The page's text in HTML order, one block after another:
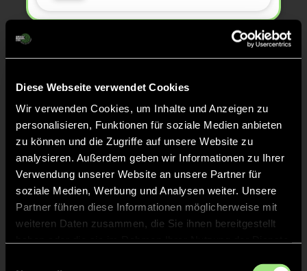
Diese Webseite verwendet Cookies
Wir verwenden Cookies, um Inhalte und Anzeigen zu
personalisieren, Funktionen für soziale Medien anbieten
zu können und die Zugriffe auf unsere Website zu
analysieren. Außerdem geben wir Informationen zu Ihrer
Verwendung unserer Website an unsere Partner für
soziale Medien, Werbung und Analysen weiter. Unsere
Partner führen diese Informationen möglicherweise mit
weiteren Daten zusammen, die Sie ihnen bereitgestellt
28' TOR 0:7, FELDTOR
MaxB. 32
25' TOR 0:6, FELDTOR